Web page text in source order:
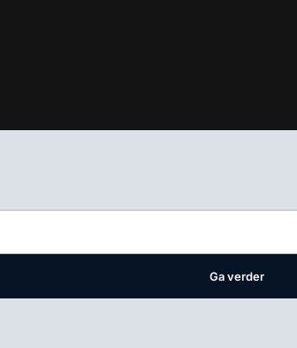
manifestwaar VMN media voor staat. Op
Ga verder